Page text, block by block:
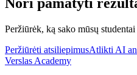
Peržiūrėk, ką sako mūsų
Peržiūrėti atsiliepimusAtlikti AI
Verslas Academy